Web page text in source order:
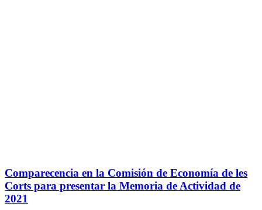
Comparecencia en la Comisión de Economía de les
Corts para presentar la Memoria de Actividad de
2021